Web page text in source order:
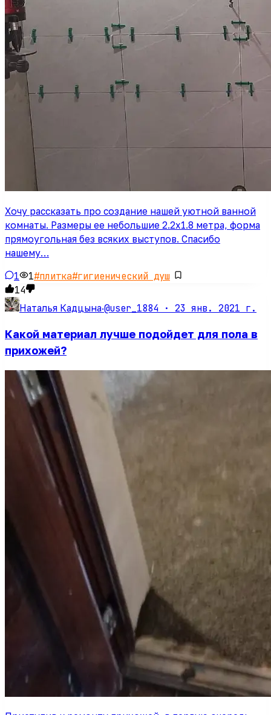
Хочу рассказать про создание нашей уютной ванной
комнаты. Размеры ее небольшие 2.2х1.8 метра, форма
прямоугольная без всяких выступов. Спасибо
нашему…
1 1#плитка#гигиенический душ
14
Наталья Кадцына·@user_1884 · 23 янв. 2021 г.
Какой материал лучше подойдет для пола в
прихожей?